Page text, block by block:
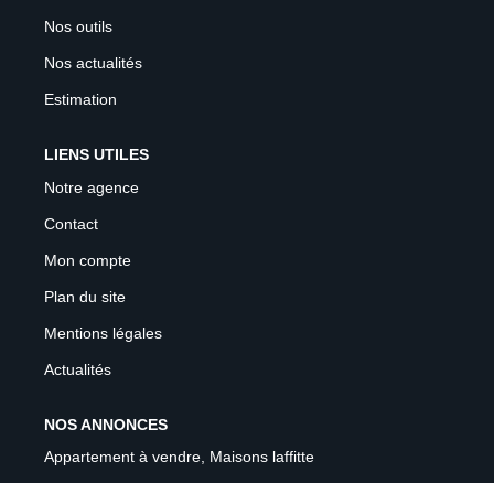
Nos outils
Nos actualités
Estimation
LIENS UTILES
Notre agence
Contact
Mon compte
Plan du site
Mentions légales
Actualités
NOS ANNONCES
Appartement à vendre, Maisons laffitte